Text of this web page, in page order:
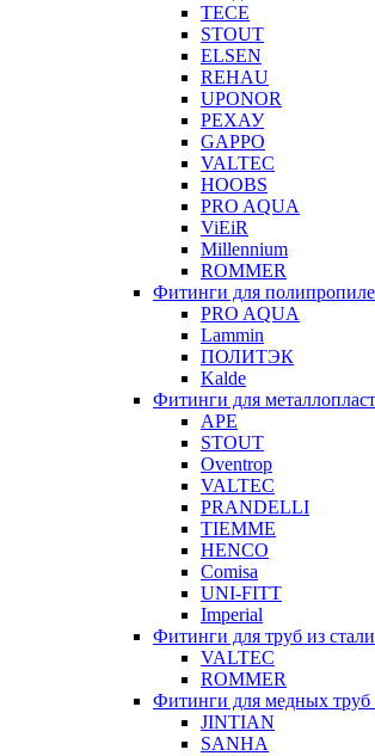
TECE
STOUT
ELSEN
REHAU
UPONOR
РЕХАУ
GAPPO
VALTEC
HOOBS
PRO AQUA
ViEiR
Millennium
ROMMER
Фитинги для
PRO AQUA
Lammin
ПОЛИТЭК
Kalde
Фитинги для
APE
STOUT
Oventrop
VALTEC
PRANDELLI
TIEMME
HENCO
Comisa
UNI-FITT
Imperial
Фитинги для труб из стали
VALTEC
ROMMER
Фитинги для медных труб
JINTIAN
SANHA